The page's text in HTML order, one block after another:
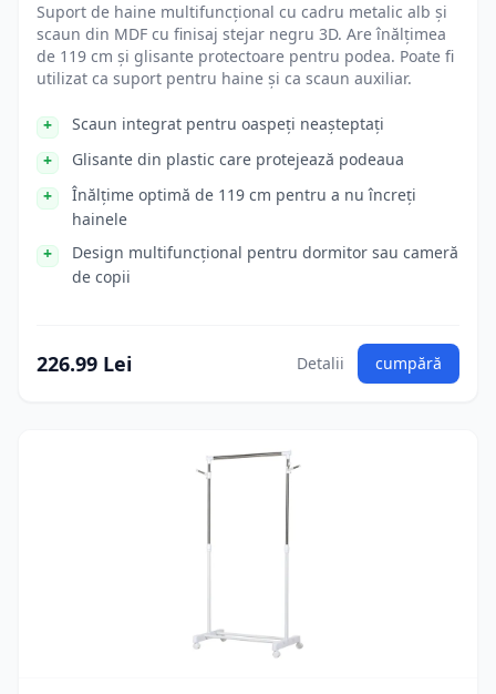
Suport de haine multifuncțional cu cadru metalic alb și
scaun din MDF cu finisaj stejar negru 3D. Are înălțimea
de 119 cm și glisante protectoare pentru podea. Poate fi
utilizat ca suport pentru haine și ca scaun auxiliar.
Scaun integrat pentru oaspeți neașteptați
Glisante din plastic care protejează podeaua
Înălțime optimă de 119 cm pentru a nu încreți
hainele
Design multifuncțional pentru dormitor sau cameră
de copii
226.99 Lei Detalii cumpără